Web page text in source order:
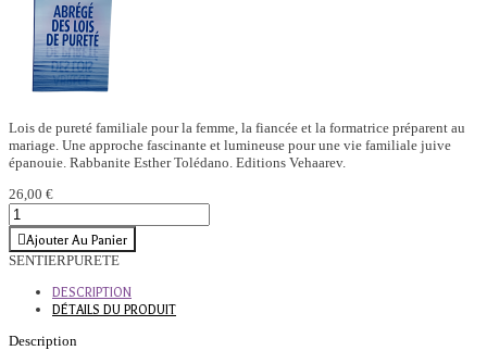
Lois de pureté familiale pour la femme, la fiancée et la formatrice préparent au
mariage. Une approche fascinante et lumineuse pour une vie familiale juive
épanouie. Rabbanite Esther Tolédano. Editions Vehaarev.
26,00 €
Ajouter Au Panier
SENTIERPURETE
DESCRIPTION
DÉTAILS DU PRODUIT
Description